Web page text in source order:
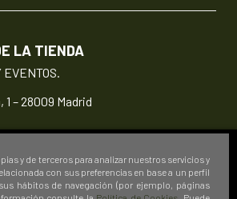
y de terceros para analizar nuestros servicios y
con sus preferencias en base a un perfil
hábitos de navegación (por ejemplo, páginas
LA TIENDA
EVENTOS.
1 – 28009 Madrid